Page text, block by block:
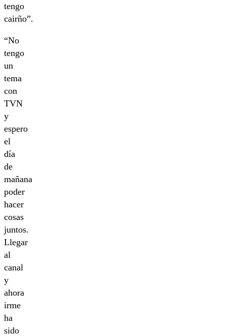
tengo
cairño”.
“No
tengo
un
tema
con
TVN
y
espero
el
día
de
mañana
poder
hacer
cosas
juntos.
Llegar
al
canal
y
ahora
irme
ha
sido